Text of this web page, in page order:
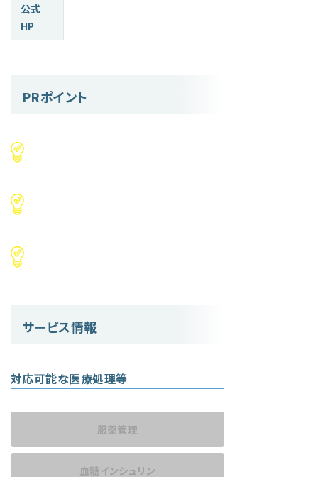
公式
HP
PRポイント
サービス情報
対応可能な医療処理等
服薬管理
血糖インシュリン